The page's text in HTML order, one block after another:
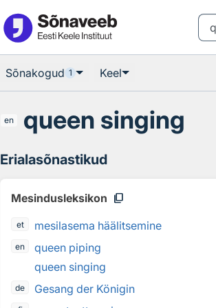
Sõnakogud 1 Keel
en queen singing
Erialasõnastikud
Mesindusleksikon content_copy
et mesilasema häälitsemine
en
queen piping
queen singing
de Gesang der Königin